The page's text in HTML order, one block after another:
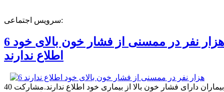
سرویس اجتماعی:
6 هزار نفر در ممسنی از فشار خون بالای خود
اطلاع ندارند
40 درصد بیماران دارای فشار خون بالا از بیماری خود اطلاع ندارند.مشارکت